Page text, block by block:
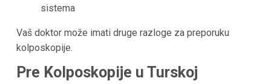
sistema
Vaš doktor može imati druge razloge za preporuku
kolposkopije.
Pre Kolposkopije u Turskoj